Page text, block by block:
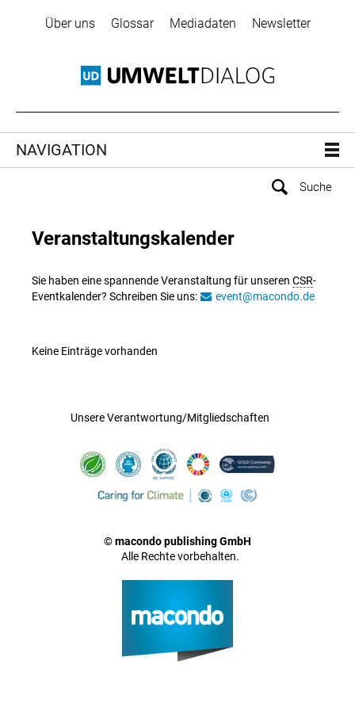
Über uns Glossar Mediadaten Newsletter
NAVIGATION
Veranstaltungskalender
Sie haben eine spannende Veranstaltung für unseren CSR-
Eventkalender? Schreiben Sie uns:
event@macondo.de
Keine Einträge vorhanden
Unsere Verantwortung/Mitgliedschaften
© macondo publishing GmbH
Alle Rechte vorbehalten.